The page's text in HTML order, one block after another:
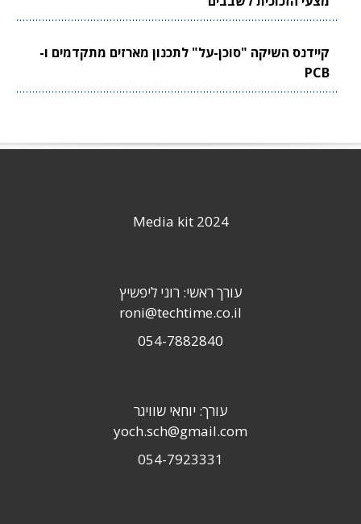
קיידנס השיקה "סוכן-על" לתכנון מארזים מתקדמים ו-
PCB
Media kit 2024
עורך ראשי: רוני ליפשיץ
roni@techtime.co.il
054-7882840
עורך: יוחאי שוויגר
yoch.sch@gmail.com
054-7923331